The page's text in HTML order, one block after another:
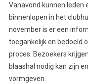
Vanavond kunnen leden
binnenlopen in het
november is er een
toegankelijk en bedoeld
proces. Bezoekers
blaashal nodig kan zijn
vormgeven.